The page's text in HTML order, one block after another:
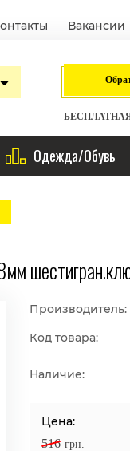
Вакансии
БЕСПЛАТНАЯ
Одежда/Обувь
Производитель:
Код товара:
Наличие:
Цена:
516 грн.